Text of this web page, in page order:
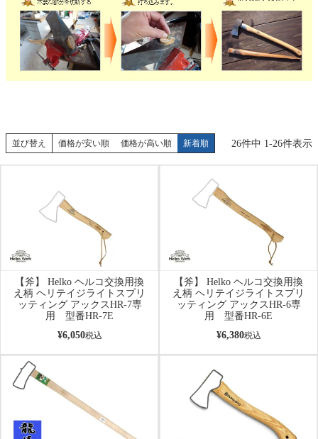
並び替え 価格が安い順 価格が高い順 新着順 26件中 1 -26件表示
【斧】 Helko ヘルコ交換用換
え柄 ヘリテイジライトスプリ
ッティング アックスHR-7専
用 型番HR-7E
¥6,050税込
【斧】 Helko ヘルコ交換用換
え柄 ヘリテイジライトスプリ
ッティング アックスHR-6専
用 型番HR-6E
¥6,380税込